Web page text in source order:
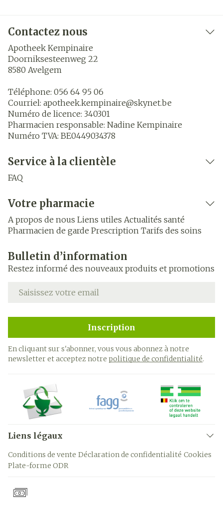
Contactez nous
Apotheek Kempinaire
Doorniksesteenweg 22
8580 Avelgem
Téléphone: 056 64 95 06
Courriel: apotheek.kempinaire@skynet.be
Numéro de licence: 340301
Pharmacien responsable: Nadine Kempinaire
Numéro TVA: BE0449034378
Service à la clientèle
FAQ
Votre pharmacie
A propos de nous Liens utiles Actualités santé
Pharmacien de garde Prescription Tarifs des soins
Bulletin d’information
Restez informé des nouveaux produits et promotions
Adresse mail
Inscription
En cliquant sur s'abonner, vous vous abonnez à notre
newsletter et acceptez notre politique de confidentialité.
Liens légaux
Conditions de vente Déclaration de confidentialité Cookies
Plate-forme ODR